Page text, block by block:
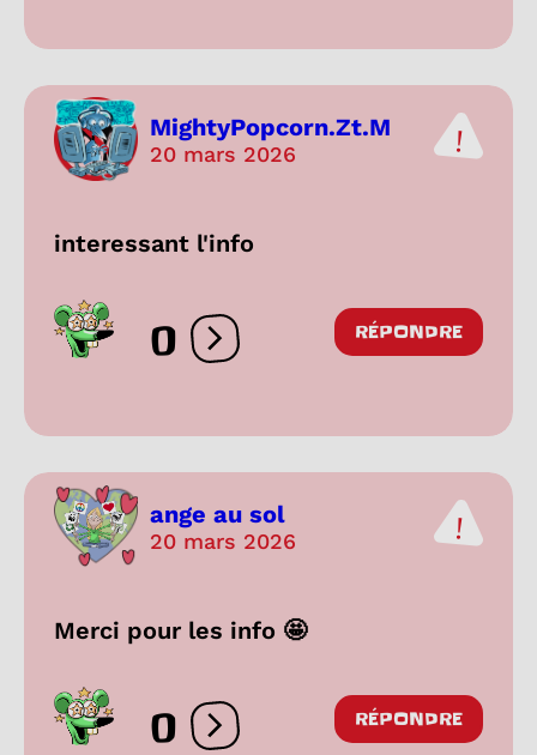
MightyPopcorn.Zt.M
20 mars 2026
interessant l'info
0 Ouvrir les réactions
RÉPONDRE
ange au sol
20 mars 2026
Merci pour les info 🤩
0 Ouvrir les réactions
RÉPONDRE